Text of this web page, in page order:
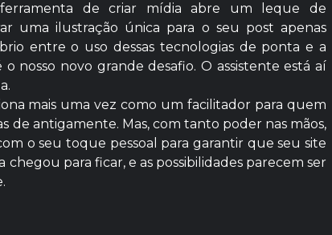
de criar mídia abre um leque de
uma ilustração única para o seu post apenas
entre o uso dessas tecnologias de ponta e a
nosso novo grande desafio. O assistente está aí
mais uma vez como um facilitador para quem
de antigamente. Mas, com tanto poder nas mãos,
o seu toque pessoal para garantir que seu site
para ficar, e as possibilidades parecem ser